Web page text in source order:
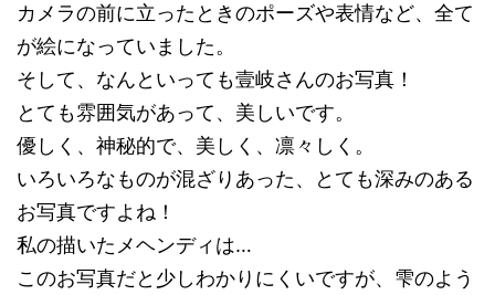
カメラの前に立ったときのポーズや表情など、全て
が絵になっていました。
そして、なんといっても壹岐さんのお写真！
とても雰囲気があって、美しいです。
優しく、神秘的で、美しく、凛々しく。
いろいろなものが混ざりあった、とても深みのある
お写真ですよね！
私の描いたメヘンディは…
このお写真だと少しわかりにくいですが、雫のよう